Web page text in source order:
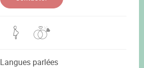
Langues parlées